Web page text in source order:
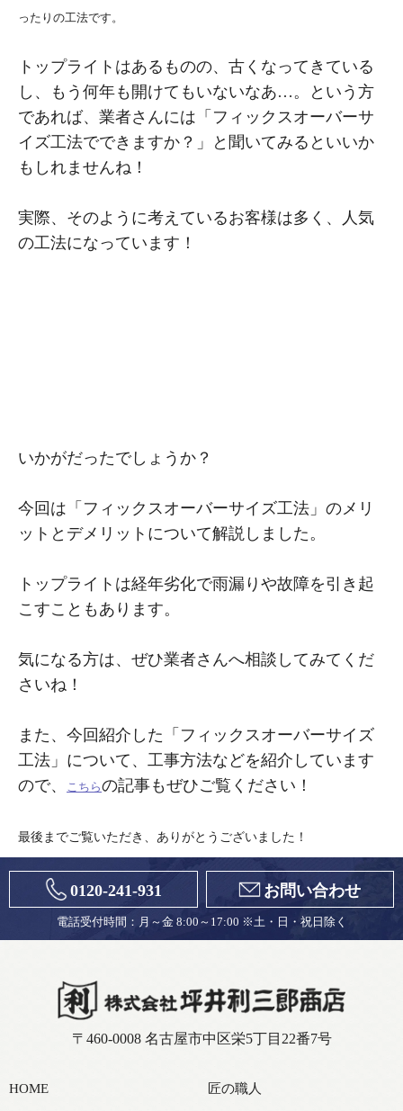
ったりの工法です。
トップライトはあるものの、古くなってきている
し、もう何年も開けてもいないなあ…。という方
であれば、業者さんには「フィックスオーバーサ
イズ工法でできますか？」と聞いてみるといいか
もしれませんね！
実際、そのように考えているお客様は多く、人気
の工法になっています！
いかがだったでしょうか？
今回は「フィックスオーバーサイズ工法」のメリ
ットとデメリットについて解説しました。
トップライトは経年劣化で雨漏りや故障を引き起
こすこともあります。
気になる方は、ぜひ業者さんへ相談してみてくだ
さいね！
また、今回紹介した「フィックスオーバーサイズ
工法」について、工事方法などを紹介しています
ので、
こちらの記事もぜひご覧ください！
最後までご覧いただき、ありがとうございました！
0120-241-931 お問い合わせ
電話受付時間：月～金 8:00～17:00 ※土・日・祝日除く
〒460-0008 名古屋市中区栄5丁目22番7号
HOME 匠の職人